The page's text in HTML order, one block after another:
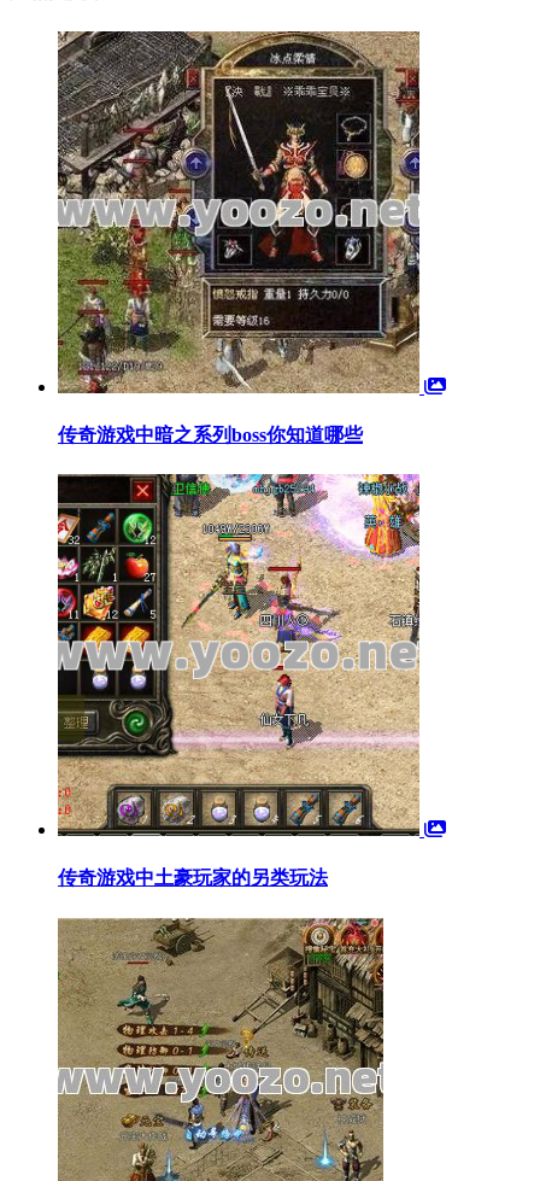
传奇游戏中暗之系列boss你知道哪些
传奇游戏中土豪玩家的另类玩法